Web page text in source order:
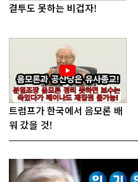
결투도 못하는 비겁자!
트럼프가 한국에서 음모론 배
워 갔을 것!